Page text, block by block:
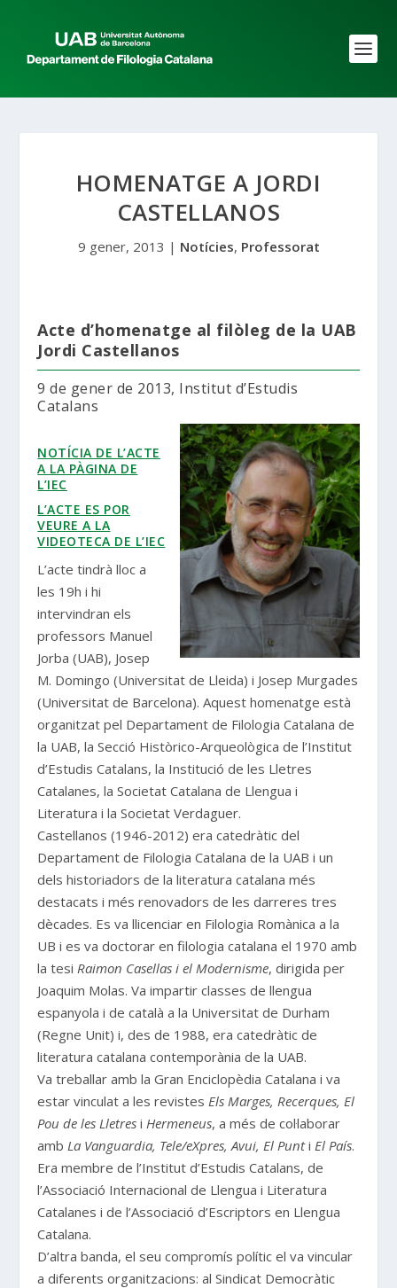
HOMENATGE A JORDI
CASTELLANOS
9 gener, 2013 | Notícies, Professorat
Acte d’homenatge al filòleg de la UAB
Jordi Castellanos
9 de gener de 2013, Institut d’Estudis
Catalans
NOTÍCIA DE L’ACTE
A LA PÀGINA DE
L’IEC
L’ACTE ES POR
VEURE A LA
VIDEOTECA DE L’IEC
L’acte tindrà lloc a
les 19h i hi
intervindran els
professors Manuel
Jorba (UAB), Josep
M. Domingo (Universitat de Lleida) i Josep Murgades
(Universitat de Barcelona). Aquest homenatge està
organitzat pel Departament de Filologia Catalana de
la UAB, la Secció Històrico-Arqueològica de l’Institut
d’Estudis Catalans, la Institució de les Lletres
Catalanes, la Societat Catalana de Llengua i
Literatura i la Societat Verdaguer.
Castellanos (1946-2012) era catedràtic del
Departament de Filologia Catalana de la UAB i un
dels historiadors de la literatura catalana més
destacats i més renovadors de les darreres tres
dècades. Es va llicenciar en Filologia Romànica a la
UB i es va doctorar en filologia catalana el 1970 amb
la tesiRaimon Casellas i el Modernisme, dirigida per
Joaquim Molas. Va impartir classes de llengua
espanyola i de català a la Universitat de Durham
(Regne Unit) i, des de 1988, era catedràtic de
literatura catalana contemporània de la UAB.
Va treballar amb la Gran Enciclopèdia Catalana i va
estar vinculat a les revistesEls Marges, Recerques, El
Pou de les Lletres iHermeneus, a més de col·laborar
ambLa Vanguardia, Tele/eXpres, Avui, El PuntiEl País.
Era membre de l’Institut d’Estudis Catalans, de
l’Associació Internacional de Llengua i Literatura
Catalanes i de l’Associació d’Escriptors en Llengua
Catalana.
D’altra banda, el seu compromís polític el va vincular
a diferents organitzacions: al Sindicat Democràtic